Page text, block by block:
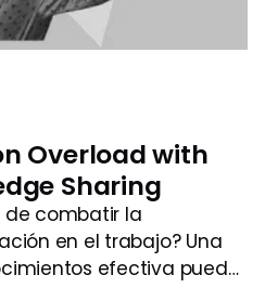
Overload with
Sharing
de combatir la
en el trabajo? Una
efectiva puede